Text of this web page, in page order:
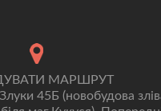
МАРШРУТ
45Б (новобудова